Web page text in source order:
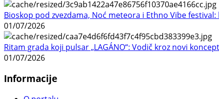
Bioskop pod zvezdama, Noć meteora i Ethno Vibe
01/07/2026
Ritam grada koji pulsar „LAGÁNO“: Vodič kroz novi
01/07/2026
Informacije